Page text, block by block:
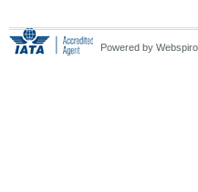
Powered by Webspiro.